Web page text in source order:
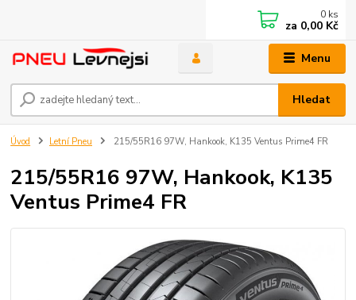
Menu
Hledat
0 ks
za 0,00 Kč
Úvod Letní Pneu 215/55R16 97W, Hankook, K135 Ventus Prime4 FR
215/55R16 97W, Hankook, K135
Ventus Prime4 FR